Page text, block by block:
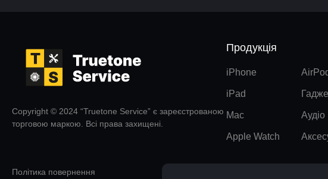
Copyright © 2024 “Truetone Service” є зареєстрованою
торговою маркою. Всі права захищені.
Політика повернення
Продукція
iPhone
iPad
Mac
Apple Watch
Аудіо